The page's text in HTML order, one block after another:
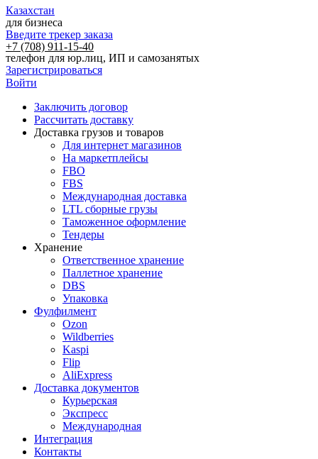
Казахстан
для бизнеса
Введите трекер заказа
+7 (708) 911-15-40
телефон для юр.лиц, ИП и самозанятых
Зарегистрироваться
Войти
Заключить договор
Рассчитать доставку
Доставка грузов и товаров
Для интернет магазинов
На маркетплейсы
FBO
FBS
Международная доставка
LTL сборные грузы
Таможенное оформление
Тендеры
Хранение
Ответственное хранение
Паллетное хранение
DBS
Упаковка
Фулфилмент
Ozon
Wildberries
Kaspi
Flip
AliExpress
Доставка документов
Курьерская
Экспресс
Международная
Интеграция
Контакты